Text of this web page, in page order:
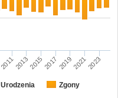
Urodzenia
Zgony
2011201320152017 201920212023